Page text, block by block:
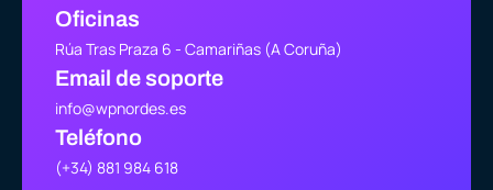
Oficinas
Rúa Tras Praza 6 - Camariñas (A Coruña)
Email de soporte
info@wpnordes.es
Teléfono
(+34) 881 984 618